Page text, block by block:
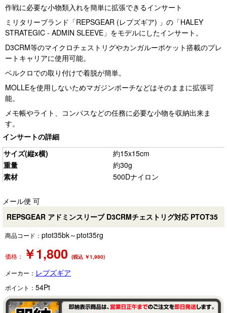
作戦に必要な小物類入れを簡単に拡張できるインサート
ミリタリーブランド「REPSGEAR (レプズギア) 」の「HALEY
STRATEGIC - ADMIN SLEEVE」をモデルにしたインサート。
D3CRM等のマイクロチェストリグやカンガルーポケット搭載のプレ
ートキャリアに使用可能。
ベルクロでの取り付けで着脱が簡単。
MOLLEを使用しないためマガジンポーチなどはそのままに拡張可
能。
メモ帳やライト、コンパスなどの任務に必要な小物を収納出来ま
す。
インサートの詳細
サイズ(縦x横)
約15x15cm
重量
約30g
素材
500Dナイロン
メール便 可
REPSGEAR アドミンスリーブ D3CRMチェストリグ対応 PTOT35
商品コード： ptot35bk～ptot35rg
価格： ￥1,800 (税込 ￥1,980)
メーカー： レプズギア
ポイント： 54Pt